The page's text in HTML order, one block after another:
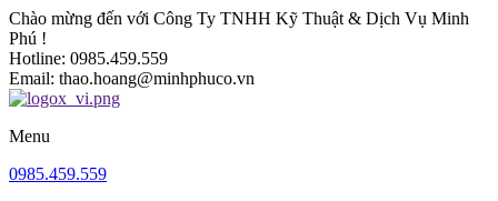
Chào mừng đến với Công Ty TNHH Kỹ Thuật & Dịch Vụ Minh
Phú !
Hotline: 0985.459.559
Email: thao.hoang@minhphuco.vn
Menu
0985.459.559